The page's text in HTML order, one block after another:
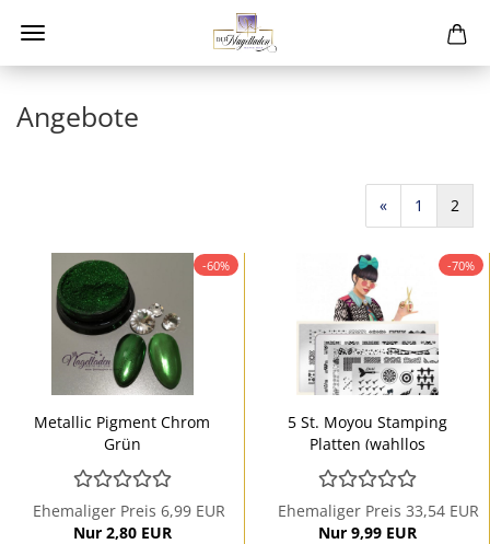
Angebote
« 1 2
-60%
Metallic Pigment Chrom
Grün
Ehemaliger Preis 6,99 EUR
Nur 2,80 EUR
-70%
5 St. Moyou Stamping
Platten (wahllos
gemischt)...
Ehemaliger Preis 33,54 EUR
Nur 9,99 EUR